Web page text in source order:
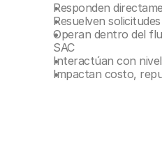
Responden
Resuelven solicitudes
Operan dentro del
SAC
Interactúan con
Impactan costo,